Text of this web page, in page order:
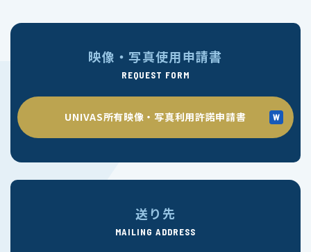
映像・写真使用申請書
REQUEST FORM
UNIVAS所有映像・写真利用許諾申請書
送り先
MAILING ADDRESS